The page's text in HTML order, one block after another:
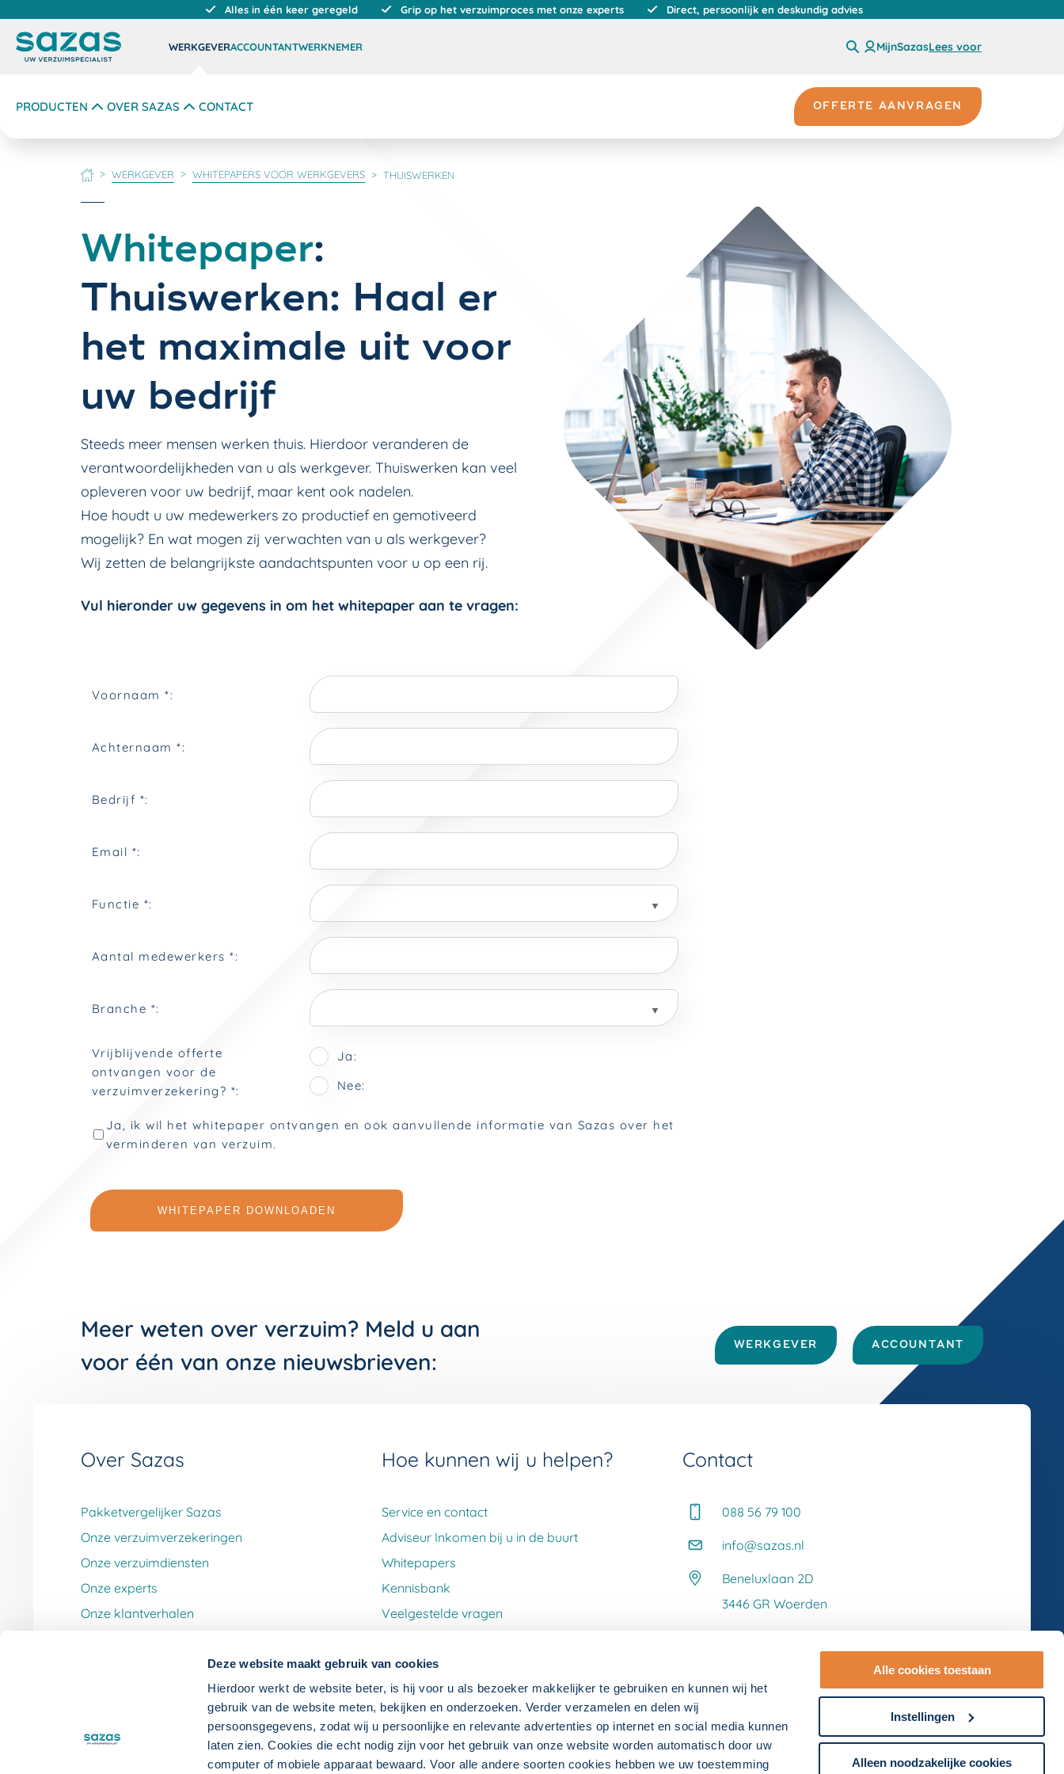
Deze website maakt gebruik van cookies
Hierdoor werkt de website beter, is hij voor u als bezoeker makkelijker te gebruiken en kunnen wij het
gebruik van de website meten, bekijken en onderzoeken. Verder verzamelen en delen wij
persoonsgegevens, zodat wij u persoonlijke en relevante advertenties op internet en social media kunnen
laten zien. Cookies die echt nodig zijn voor het gebruik van onze website worden automatisch door uw
computer of mobiele apparaat bewaard. Voor alle andere soorten cookies hebben we uw toestemming
Alle cookies toestaan
Instellingen
Alleen noodzakelijke cookies
Alles in één keer geregeld Grip op het verzuimproces met onze experts Direct, persoonlijk en deskundig advies
WERKGEVERACCOUNTANTWERKNEMER MijnSazasLees voor
PRODUCTEN OVER SAZAS CONTACT OFFERTE AANVRAGEN
HOME WERKGEVER WHITEPAPERS VOOR WERKGEVERS THUISWERKEN
Whitepaper:
Thuiswerken: Haal er
het maximale uit voor
uw bedrijf
Steeds meer mensen werken thuis. Hierdoor veranderen de
verantwoordelijkheden van u als werkgever. Thuiswerken kan veel
opleveren voor uw bedrijf, maar kent ook nadelen.
Hoe houdt u uw medewerkers zo productief en gemotiveerd
mogelijk? En wat mogen zij verwachten van u als werkgever?
Wij zetten de belangrijkste aandachtspunten voor u op een rij.
Vul hieronder uw gegevens in om het whitepaper aan te vragen:
Meer weten over verzuim? Meld u aan
voor één van onze nieuwsbrieven:
WERKGEVER ACCOUNTANT
Over Sazas
Pakketvergelijker Sazas
Onze verzuimverzekeringen
Onze verzuimdiensten
Onze experts
Onze klantverhalen
Hoe kunnen wij u helpen?
Service en contact
Adviseur Inkomen bij u in de buurt
Whitepapers
Kennisbank
Veelgestelde vragen
Contact
088 56 79 100
info@sazas.nl
Beneluxlaan 2D
3446 GR Woerden